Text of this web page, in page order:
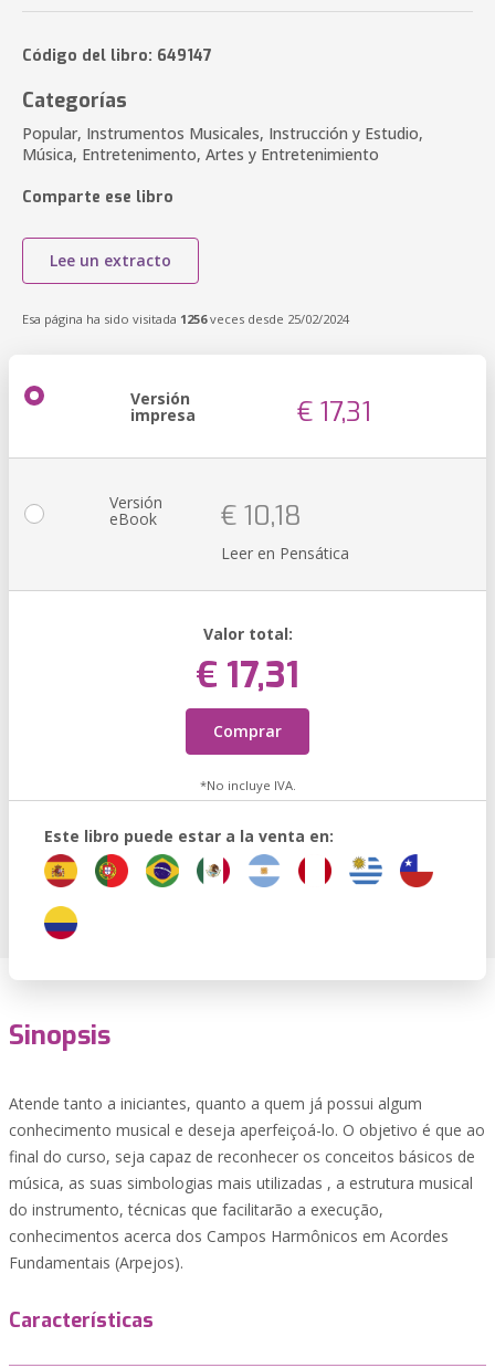
Código del libro: 649147
Categorías
Popular, Instrumentos Musicales, Instrucción y Estudio,
Música, Entretenimento, Artes y Entretenimiento
Comparte ese libro
Lee un extracto
Esa página ha sido visitada 1256veces desde 25/02/2024
Versión
impresa € 17,31
Versión
eBook € 10,18
Leer en Pensática
Valor total:
€ 17,31
Comprar
*No incluye IVA.
Este libro puede estar a la venta en:
Sinopsis
Atende tanto a iniciantes, quanto a quem já possui algum
conhecimento musical e deseja aperfeiçoá-lo. O objetivo é que ao
final do curso, seja capaz de reconhecer os conceitos básicos de
música, as suas simbologias mais utilizadas , a estrutura musical
do instrumento, técnicas que facilitarão a execução,
conhecimentos acerca dos Campos Harmônicos em Acordes
Fundamentais (Arpejos).
Características